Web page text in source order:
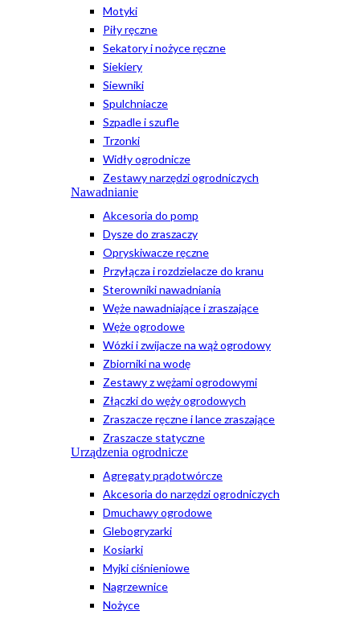
Motyki
Piły ręczne
Sekatory i nożyce ręczne
Siekiery
Siewniki
Spulchniacze
Szpadle i szufle
Trzonki
Widły ogrodnicze
Zestawy narzędzi ogrodniczych
Nawadnianie
Akcesoria do pomp
Dysze do zraszaczy
Opryskiwacze ręczne
Przyłącza i rozdzielacze do kranu
Sterowniki nawadniania
Węże nawadniające i zraszające
Węże ogrodowe
Wózki i zwijacze na wąż ogrodowy
Zbiorniki na wodę
Zestawy z wężami ogrodowymi
Złączki do węży ogrodowych
Zraszacze ręczne i lance zraszające
Zraszacze statyczne
Urządzenia ogrodnicze
Agregaty prądotwórcze
Akcesoria do narzędzi ogrodniczych
Dmuchawy ogrodowe
Glebogryzarki
Kosiarki
Myjki ciśnieniowe
Nagrzewnice
Nożyce